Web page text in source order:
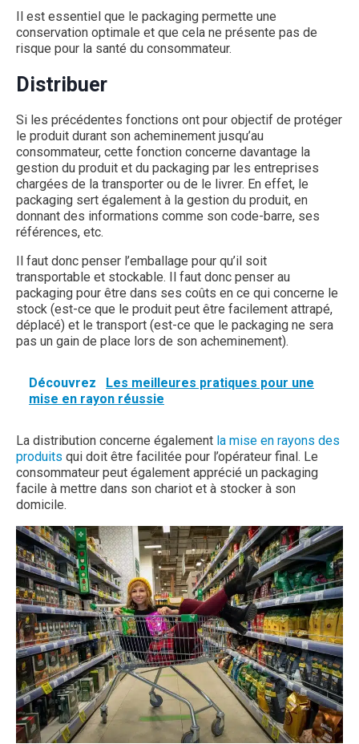
Il est essentiel que le packaging permette une
conservation optimale et que cela ne présente pas de
risque pour la santé du consommateur.
Distribuer
Si les précédentes fonctions ont pour objectif de protéger
le produit durant son acheminement jusqu’au
consommateur, cette fonction concerne davantage la
gestion du produit et du packaging par les entreprises
chargées de la transporter ou de le livrer. En effet, le
packaging sert également à la gestion du produit, en
donnant des informations comme son code-barre, ses
références, etc.
Il faut donc penser l’emballage pour qu’il soit
transportable et stockable. Il faut donc penser au
packaging pour être dans ses coûts en ce qui concerne le
stock (est-ce que le produit peut être facilement attrapé,
déplacé) et le transport (est-ce que le packaging ne sera
pas un gain de place lors de son acheminement).
Découvrez
Les meilleures pratiques pour une
mise en rayon réussie
La distribution concerne également la mise en rayons des
produits qui doit être facilitée pour l’opérateur final. Le
consommateur peut également apprécié un packaging
facile à mettre dans son chariot et à stocker à son
domicile.